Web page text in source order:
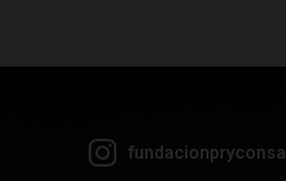
fundacionpryconsa